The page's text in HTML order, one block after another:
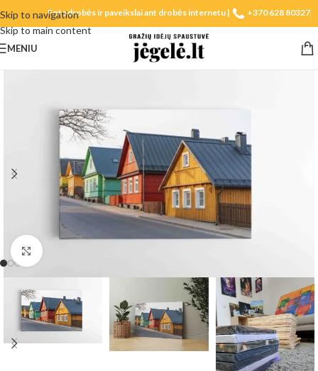
Skip to navigation
Skip to main content
Fotodrobės ir paveikslai ant drobės internetu | +370 628 80327
MENIU
Spustelėkite, norėdami padidinti